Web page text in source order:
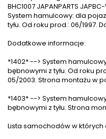
BHC1007 JAPANPARTS JAPBC-
System hamulcowy: dla
tyłu. Od roku prod.: 06/1997.
Dodatkowe informacje:
*1402* --> System
bębnowymi z tyłu. Od roku
05/2003. Strona montażu w
*1403* --> System
bębnowymi z tyłu. Strona
Lista samochodów w których